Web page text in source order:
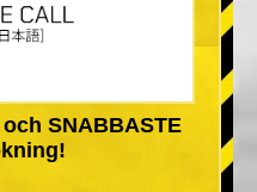
SNABBASTE